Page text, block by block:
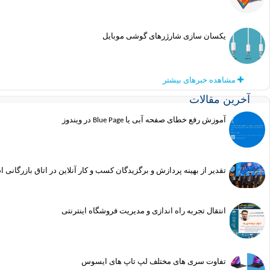
یکسان سازی شارژرهای گوشی موبایل
مشاهده خبرهای بیشتر
آخرین مقالات
آموزش رفع خطای صفحه آبی یا Blue Page در ویندوز
تقدیر از بهینه پردازش و برگزیدگان کسب و کار آنلاین در اتاق بازرگانی
انتقال تجربه راه اندازی و مدیریت فروشگاه اینترنتی
تفاوت سری های مختلف لپ تاپ های ایسوس